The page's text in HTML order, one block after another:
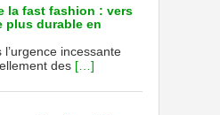
la fast fashion : vers
plus durable en
l’urgence incessante
des […]